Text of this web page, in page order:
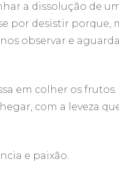
a dissolução de
por desistir porque,
observar e
em colher os frutos.
com a leveza
e paixão.